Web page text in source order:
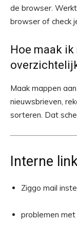
de browser.
browser of check
Hoe maak
Maak mappen
nieuwsbrieven,
sorteren. Dat
Interne
Ziggo mail
problemen